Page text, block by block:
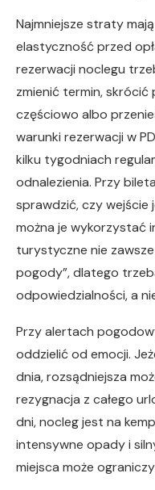
Najmniejsze straty
elastyczność przed
rezerwacji noclegu
zmienić termin,
częściowo albo
warunki rezerwacji w
kilku tygodniach
odnalezienia. Przy
sprawdzić, czy wejście
można je wykorzystać
turystyczne nie
pogody”, dlatego
odpowiedzialności, a
Przy alertach
oddzielić od emocji.
dnia, rozsądniejsza
rezygnacja z całego
dni, nocleg jest na
intensywne opady i
miejsca może